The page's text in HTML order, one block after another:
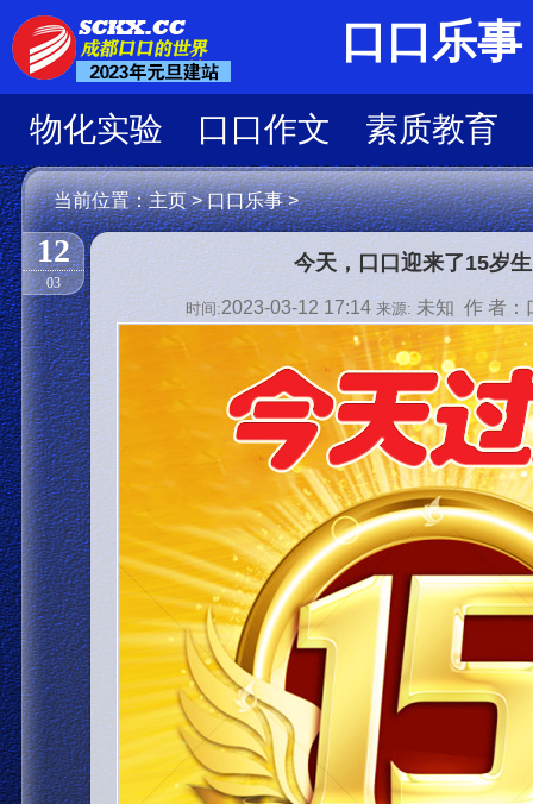
口口乐事
物化实验 口口作文 素质教育
当前位置：主页>口口乐事>
12
03
今天，口口迎来了15岁
时间:2023-03-12 17:14 来源:未知 作 者：